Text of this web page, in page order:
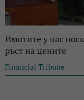
Имотите у нас
ръст на цените
Financial Tribune